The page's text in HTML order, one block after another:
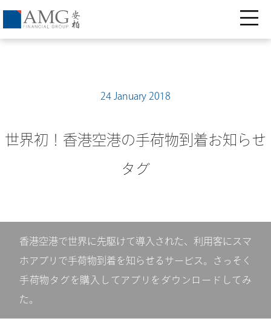
24 January 2018
世界初！香港空港の手荷物到着お知らせ
タグ
香港空港で世界に先駆けて導入された、利用客にスマ
ホアプリで手荷物到着を知らせるサービス。さっそく
手荷物タグを購入してアプリをダウンロードしてみ
た。